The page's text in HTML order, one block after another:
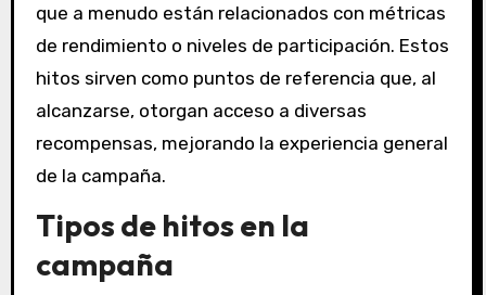
que a menudo están relacionados con métricas
de rendimiento o niveles de participación. Estos
hitos sirven como puntos de referencia que, al
alcanzarse, otorgan acceso a diversas
recompensas, mejorando la experiencia general
de la campaña.
Tipos de hitos en la
campaña